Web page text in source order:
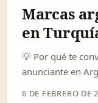
solo el número.
fashion, vlogs)
Marcas
en
💡 Por qué te
anunciante en
6 DE FEBRERO DE